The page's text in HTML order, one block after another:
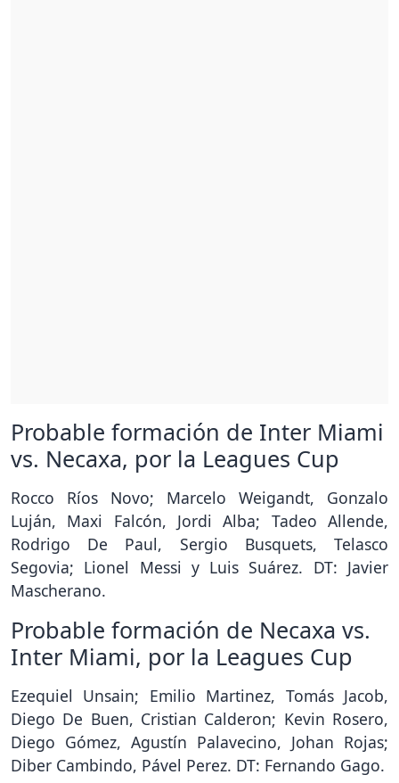
Probable formación de Inter Miami
vs. Necaxa, por la Leagues Cup
Rocco Ríos Novo; Marcelo Weigandt, Gonzalo
Luján, Maxi Falcón, Jordi Alba; Tadeo Allende,
Rodrigo De Paul, Sergio Busquets, Telasco
Segovia; Lionel Messi y Luis Suárez. DT: Javier
Mascherano.
Probable formación de Necaxa vs.
Inter Miami, por la Leagues Cup
Ezequiel Unsain; Emilio Martinez, Tomás Jacob,
Diego De Buen, Cristian Calderon; Kevin Rosero,
Diego Gómez, Agustín Palavecino, Johan Rojas;
Diber Cambindo, Pável Perez. DT: Fernando Gago.